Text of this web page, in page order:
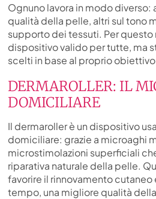
Ognuno lavora in modo diverso:
qualità della pelle, altri sul tono
supporto dei tessuti. Per questo
dispositivo valido per tutte, ma
scelti in base al proprio
DERMAROLLER: IL
DOMICILIARE
Il dermaroller è un dispositivo
domiciliare: grazie a microaghi
microstimolazioni superficiali
riparativa naturale della pelle.
favorire il rinnovamento cutaneo
tempo, una migliore qualità